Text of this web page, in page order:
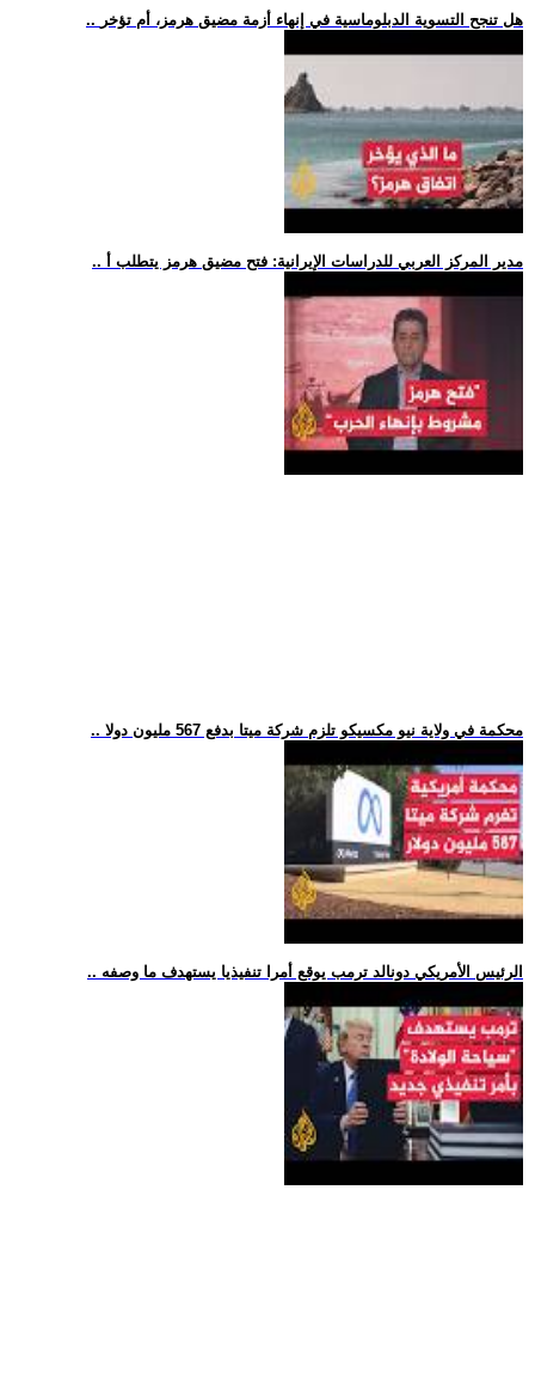
.. هل تنجح التسوية الدبلوماسية في إنهاء أزمة مضيق هرمز، أم تؤخر
.. مدير المركز العربي للدراسات الإيرانية: فتح مضيق هرمز يتطلب أ
.. محكمة في ولاية نيو مكسيكو تلزم شركة ميتا بدفع 567 مليون دولا
.. الرئيس الأمريكي دونالد ترمب يوقع أمرا تنفيذيا يستهدف ما وصفه